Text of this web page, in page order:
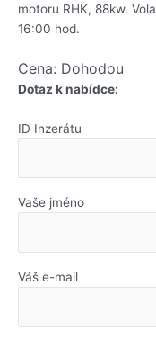
motoru RHK, 88kw.
16:00 hod.
Cena: Dohodou
Dotaz k nabídce:
ID Inzerátu
Vaše jméno
Váš e-mail